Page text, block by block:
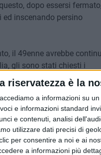
riservatezza è la
a informazioni su
e informazioni standard
e contenuti, analisi
utilizzare dati precisi di
per consentire a noi e ai
a informazioni più
dopo essersi fermato,
inscenando persino
il 49enne avrebbe
gli sono stati chiesti i
facendo sgorgare il
per quanto appena
da parte della
Tonino Bello di Molfetta,
rifiuto a fornire le proprie